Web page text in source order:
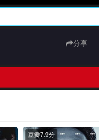
分享
豆瓣7.9分